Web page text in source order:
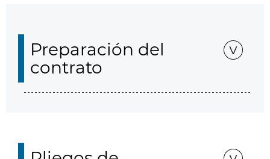
Preparación del
contrato